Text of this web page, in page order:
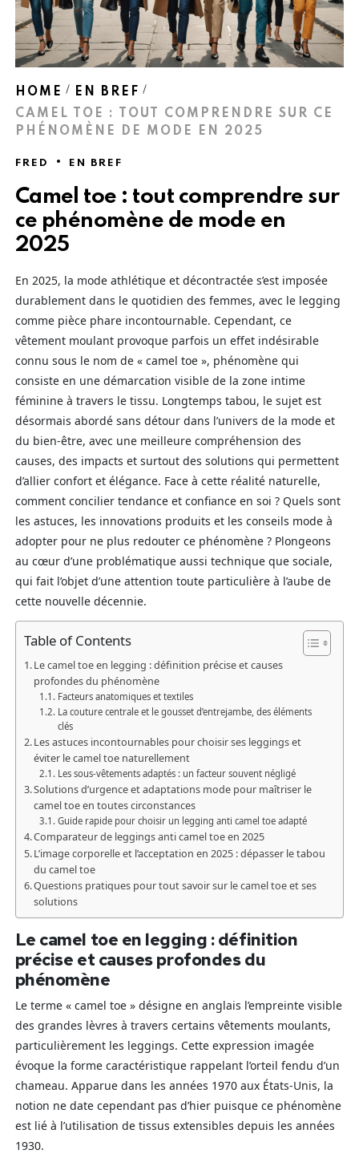
HOME
EN BREF
CAMEL TOE : TOUT COMPRENDRE SUR CE
PHÉNOMÈNE DE MODE EN 2025
FRED EN BREF
Camel toe : tout comprendre sur
ce phénomène de mode en
2025
En 2025, la mode athlétique et décontractée s’est imposée
durablement dans le quotidien des femmes, avec le legging
comme pièce phare incontournable. Cependant, ce
vêtement moulant provoque parfois un effet indésirable
connu sous le nom de « camel toe », phénomène qui
consiste en une démarcation visible de la zone intime
féminine à travers le tissu. Longtemps tabou, le sujet est
désormais abordé sans détour dans l’univers de la mode et
du bien-être, avec une meilleure compréhension des
causes, des impacts et surtout des solutions qui permettent
d’allier confort et élégance. Face à cette réalité naturelle,
comment concilier tendance et confiance en soi ? Quels sont
les astuces, les innovations produits et les conseils mode à
adopter pour ne plus redouter ce phénomène ? Plongeons
au cœur d’une problématique aussi technique que sociale,
qui fait l’objet d’une attention toute particulière à l’aube de
cette nouvelle décennie.
Table of Contents
Le camel toe en legging : définition précise et causes
profondes du phénomène
Facteurs anatomiques et textiles
La couture centrale et le gousset d’entrejambe, des éléments
clés
Les astuces incontournables pour choisir ses leggings et
éviter le camel toe naturellement
Les sous-vêtements adaptés : un facteur souvent négligé
Solutions d’urgence et adaptations mode pour maîtriser le
camel toe en toutes circonstances
Guide rapide pour choisir un legging anti camel toe adapté
Comparateur de leggings anti camel toe en 2025
L’image corporelle et l’acceptation en 2025 : dépasser le tabou
du camel toe
Questions pratiques pour tout savoir sur le camel toe et ses
solutions
Le camel toe en legging : définition
précise et causes profondes du
phénomène
Le terme « camel toe » désigne en anglais l’empreinte visible
des grandes lèvres à travers certains vêtements moulants,
particulièrement les leggings. Cette expression imagée
évoque la forme caractéristique rappelant l’orteil fendu d’un
chameau. Apparue dans les années 1970 aux États-Unis, la
notion ne date cependant pas d’hier puisque ce phénomène
est lié à l’utilisation de tissus extensibles depuis les années
1930.